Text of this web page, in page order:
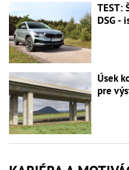
TEST:
DSG -
Úsek
pre